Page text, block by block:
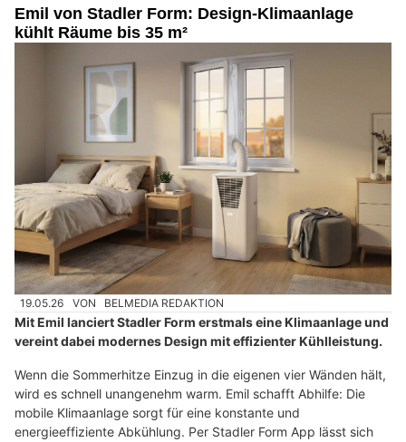
Emil von Stadler Form: Design-Klimaanlage
kühlt Räume bis 35 m²
19.05.26 VON BELMEDIA REDAKTION
Mit Emil lanciert Stadler Form erstmals eine Klimaanlage und
vereint dabei modernes Design mit effizienter Kühlleistung.
Wenn die Sommerhitze Einzug in die eigenen vier Wänden hält,
wird es schnell unangenehm warm. Emil schafft Abhilfe: Die
mobile Klimaanlage sorgt für eine konstante und
energieeffiziente Abkühlung. Per Stadler Form App lässt sich